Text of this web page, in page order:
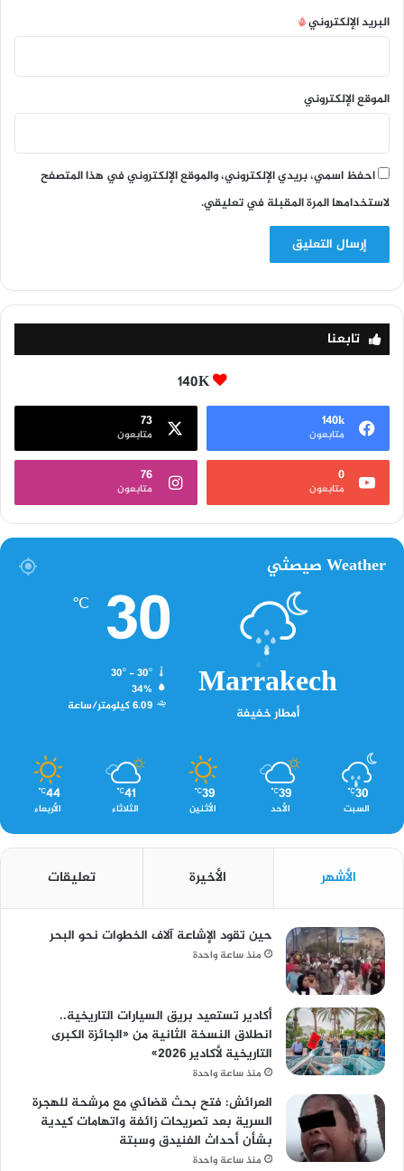
البريد الإلكتروني*
الموقع الإلكتروني
احفظ اسمي، بريدي الإلكتروني، والموقع الإلكتروني في هذا المتصفح
لاستخدامها المرة المقبلة في تعليقي.
تابعنا
140K
140k
متابعون
73
متابعون
0
متابعون
76
متابعون
Weather صيصثي
Marrakech
أمطار خفيفة
30
℃
30º - 30º
34%
6.09 كيلومتر/ساعة
30
℃
السبت
39
℃
الأحد
39
℃
الأثنين
41
℃
الثلاثاء
44
℃
الأربعاء
الأشهر الأخيرة تعليقات
حين تقود الإشاعة آلاف الخطوات نحو البحر
منذ ساعة واحدة
أكادير تستعيد بريق السيارات التاريخية..
انطلاق النسخة الثانية من «الجائزة الكبرى
التاريخية لأكادير 2026»
منذ ساعة واحدة
العرائش: فتح بحث قضائي مع مرشحة للهجرة
السرية بعد تصريحات زائفة واتهامات كيدية
بشأن أحداث الفنيدق وسبتة
منذ ساعة واحدة